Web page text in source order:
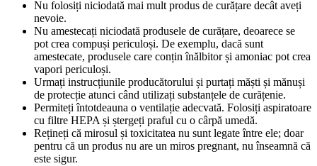
Nu folosiți niciodată mai mult produs de curățare decât aveți
nevoie.
Nu amestecați niciodată produsele de curățare, deoarece se
pot crea compuși periculoși. De exemplu, dacă sunt
amestecate, produsele care conțin înălbitor și amoniac pot crea
vapori periculoși.
Urmați instrucțiunile producătorului și purtați măști și mănuși
de protecție atunci când utilizați substanțele de curățenie.
Permiteți întotdeauna o ventilație adecvată. Folosiți aspiratoare
cu filtre HEPA și ștergeți praful cu o cârpă umedă.
Rețineți că mirosul și toxicitatea nu sunt legate între ele; doar
pentru că un produs nu are un miros pregnant, nu înseamnă că
este sigur.